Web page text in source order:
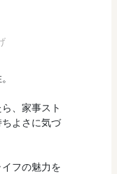
、家事スト
よさに気づ
フの魅力を